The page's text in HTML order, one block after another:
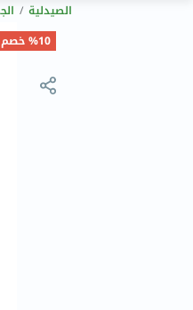
الصيدلية /
%10 خصم